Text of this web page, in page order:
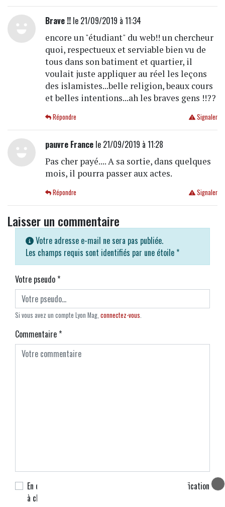
Brave !!le 21/09/2019 à 11:34
encore un "étudiant" du web!! un chercheur
quoi, respectueux et serviable bien vu de
tous dans son batiment et quartier, il
voulait juste appliquer au réel les leçons
des islamistes...belle religion, beaux cours
et belles intentions...ah les braves gens !!??
Signaler
Répondre
pauvre Francele 21/09/2019 à 11:28
Pas cher payé.... A sa sortie, dans quelques
mois, il pourra passer aux actes.
Signaler
Répondre
Laisser un commentaire
Votre adresse e-mail ne sera pas publiée.
Les champs requis sont identifiés par une étoile *
Votre pseudo*
Si vous avez un compte Lyon Mag, connectez-vous.
Commentaire*
En cochant cette case, je souhaite recevoir une notification
à chaque nouveau commentaire.